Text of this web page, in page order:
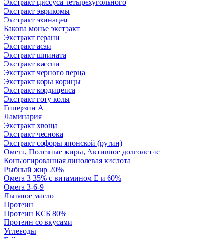
Экстракт циссуса четырехугольного
Экстракт эврикомы
Экстракт эхинацеи
Бакопа монье экстракт
Экстракт герани
Экстракт асаи
Экстракт шпината
Экстракт кассии
Экстракт черного перца
Экстракт коры корицы
Экстракт кордицепса
Экстракт готу колы
Гиперзин А
Ламинария
Экстракт хвоща
Экстракт чеснока
Экстракт софоры японской (рутин)
Омега, Полезные жиры, Активное долголетие
Конъюгированная линолевая кислота
Рыбный жир 20%
Омега 3 35% с витамином Е и 60%
Омега 3-6-9
Льняное масло
Протеин
Протеин КСБ 80%
Протеин со вкусами
Углеводы